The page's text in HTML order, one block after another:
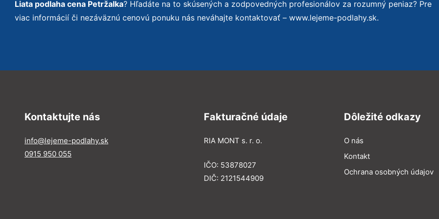
Liata podlaha cena Petržalka? Hľadáte na to skúsených a zodpovedných profesionálov za rozumný peniaz? Pre
viac informácií či nezáväznú cenovú ponuku nás neváhajte kontaktovať – www.lejeme-podlahy.sk.
Kontaktujte nás
info@lejeme-podlahy.sk
0915 950 055
Fakturačné údaje
RIA MONT s. r. o.
IČO: 53878027
DIČ: 2121544909
Dôležité odkazy
O nás
Kontakt
Ochrana osobných údajov